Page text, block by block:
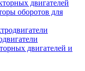
двигателей
оборотов для
двигателей и